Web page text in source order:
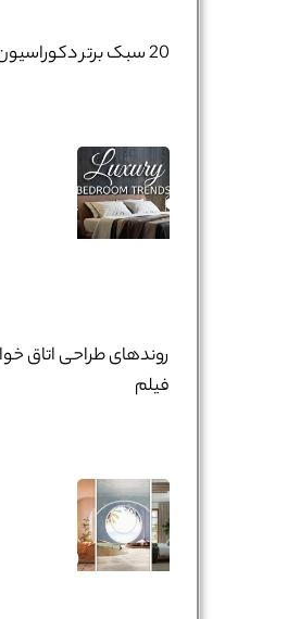
20 سبک برتر دکوراسیون داخلی برای 2024 + فیلم
فیلم